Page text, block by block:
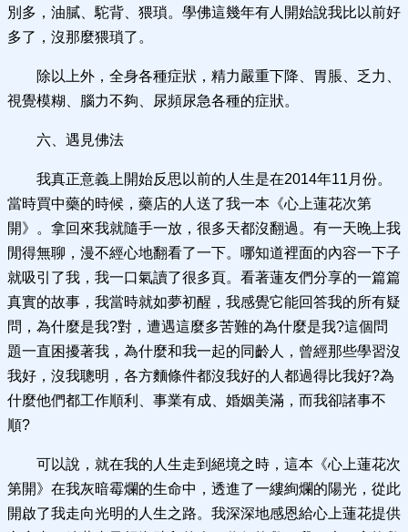
別多，油膩、駝背、猥瑣。學佛這幾年有人開始說我比以前好
多了，沒那麼猥瑣了。
除以上外，全身各種症狀，精力嚴重下降、胃脹、乏力、
視覺模糊、腦力不夠、尿頻尿急各種的症狀。
六、遇見佛法
我真正意義上開始反思以前的人生是在2014年11月份。
當時買中藥的時候，藥店的人送了我一本《心上蓮花次第
開》。拿回來我就隨手一放，很多天都沒翻過。有一天晚上我
閒得無聊，漫不經心地翻看了一下。哪知道裡面的內容一下子
就吸引了我，我一口氣讀了很多頁。看著蓮友們分享的一篇篇
真實的故事，我當時就如夢初醒，我感覺它能回答我的所有疑
問，為什麼是我?對，遭遇這麼多苦難的為什麼是我?這個問
題一直困擾著我，為什麼和我一起的同齡人，曾經那些學習沒
我好，沒我聰明，各方麵條件都沒我好的人都過得比我好?為
什麼他們都工作順利、事業有成、婚姻美滿，而我卻諸事不
順?
可以說，就在我的人生走到絕境之時，這本《心上蓮花次
第開》在我灰暗霉爛的生命中，透進了一縷絢爛的陽光，從此
開啟了我走向光明的人生之路。我深深地感恩給心上蓮花提供